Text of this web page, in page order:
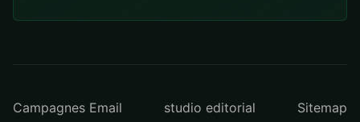
Campagnes Email studio editorial Sitemap